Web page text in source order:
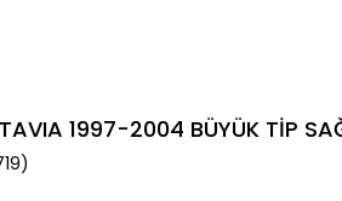
1997-2004 BÜYÜK TİP